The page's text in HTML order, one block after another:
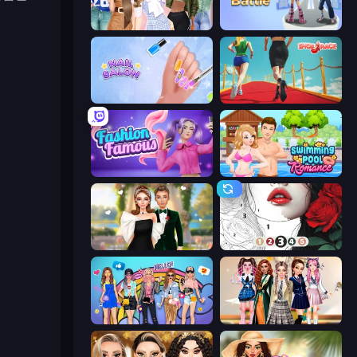
Fashion Week 2025 Fashion Battle
Nail Salon Shoe Race
Fashion Famous Swimming Pool Romance
Valentine's Day Proposal Numicolor
College Girls Team Makeover Back To School: Uniforms Edition